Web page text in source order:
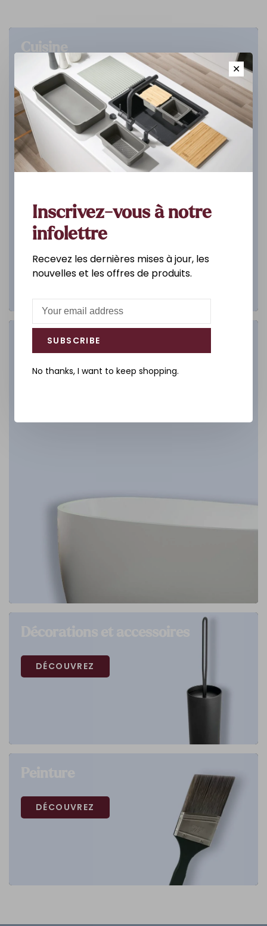
DÉCOUVREZ
Salle de bain
DÉCOUVREZ
DÉCOUVREZ
DÉCOUVREZ
✕
Inscrivez-vous à notre
infolettre
Recevez les dernières mises à jour, les
nouvelles et les offres de produits.
SUBSCRIBE
No thanks, I want to keep shopping.